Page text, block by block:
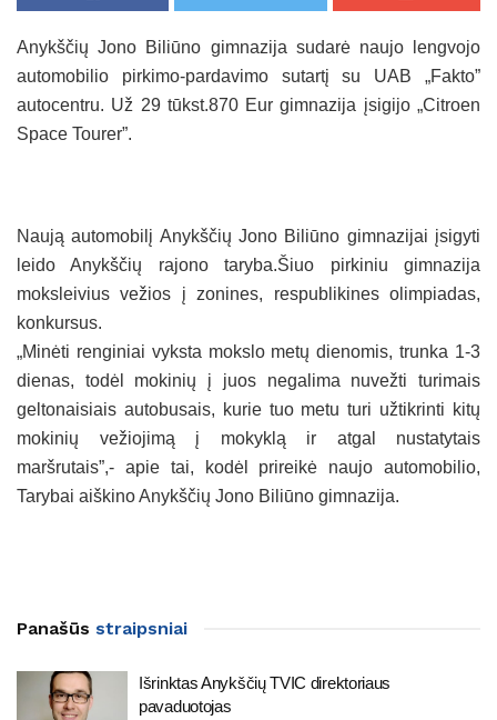
Anykščių Jono Biliūno gimnazija sudarė naujo lengvojo
automobilio pirkimo-pardavimo sutartį su UAB „Fakto”
autocentru. Už 29 tūkst.870 Eur gimnazija įsigijo „Citroen
Space Tourer”.
Naują automobilį Anykščių Jono Biliūno gimnazijai įsigyti
leido Anykščių rajono taryba.Šiuo pirkiniu gimnazija
moksleivius vežios į zonines, respublikines olimpiadas,
konkursus.
„Minėti renginiai vyksta mokslo metų dienomis, trunka 1-3
dienas, todėl mokinių į juos negalima nuvežti turimais
geltonaisiais autobusais, kurie tuo metu turi užtikrinti kitų
mokinių vežiojimą į mokyklą ir atgal nustatytais
maršrutais”,- apie tai, kodėl prireikė naujo automobilio,
Tarybai aiškino Anykščių Jono Biliūno gimnazija.
Panašūs straipsniai
Išrinktas Anykščių TVIC direktoriaus
pavaduotojas